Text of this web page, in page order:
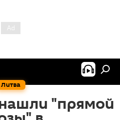
Литва
"прямой